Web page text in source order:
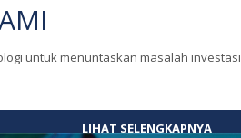
untuk menuntaskan masalah
LIHAT SELENGKAPNYA